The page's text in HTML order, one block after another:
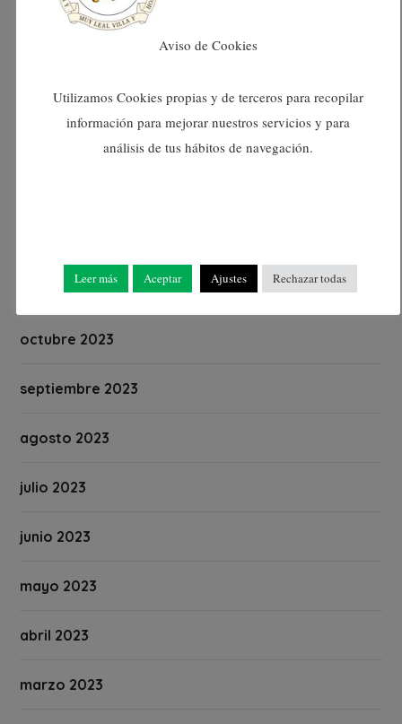
marzo 2024
febrero 2024
noviembre 2023
octubre 2023
septiembre 2023
agosto 2023
julio 2023
junio 2023
mayo 2023
abril 2023
marzo 2023
Aviso de Cookies
Utilizamos Cookies propias y de terceros para recopilar
información para mejorar nuestros servicios y para
análisis de tus hábitos de navegación.
Leer más Aceptar Ajustes Rechazar todas